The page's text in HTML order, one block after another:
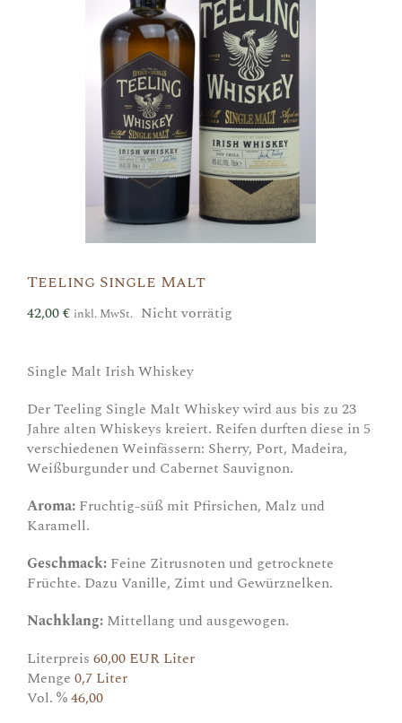
Teeling Single Malt
42,00€ inkl. MwSt. Nicht vorrätig
Single Malt Irish Whiskey
Der Teeling Single Malt Whiskey wird aus bis zu 23
Jahre alten Whiskeys kreiert. Reifen durften diese in 5
verschiedenen Weinfässern: Sherry, Port, Madeira,
Weißburgunder und Cabernet Sauvignon.
Aroma: Fruchtig-süß mit Pfirsichen, Malz und
Karamell.
Geschmack: Feine Zitrusnoten und getrocknete
Früchte. Dazu Vanille, Zimt und Gewürznelken.
Nachklang: Mittellang und ausgewogen.
Literpreis 60,00 EUR Liter
Menge 0,7 Liter
Vol. %46,00